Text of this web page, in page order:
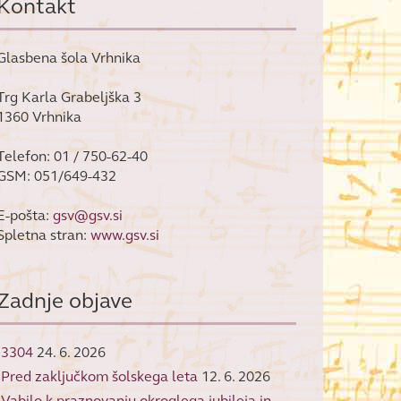
šola Vrhnika
Karla Grabeljška 3
Vrhnika
01 / 750-62-40
051/649-432
pošta: gsv@gsv.si
stran: www.gsv.si
objave
3304 24. 6. 2026
Pred zaključkom šolskega leta 12. 6. 2026